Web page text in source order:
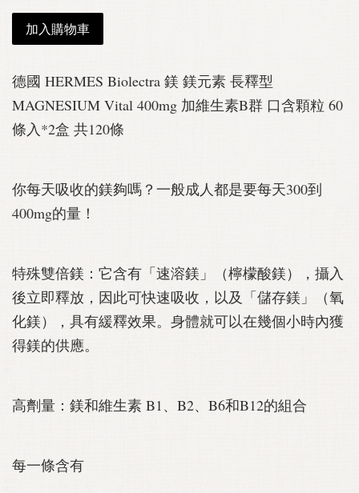
加入購物車
德國 HERMES Biolectra 鎂 鎂元素 長釋型
MAGNESIUM Vital 400mg 加維生素B群 口含顆粒 60
條入*2盒 共120條
你每天吸收的鎂夠嗎？一般成人都是要每天300到
400mg的量！
特殊雙倍鎂：它含有「速溶鎂」（檸檬酸鎂），攝入
後立即釋放，因此可快速吸收，以及「儲存鎂」（氧
化鎂），具有緩釋效果。身體就可以在幾個小時內獲
得鎂的供應。
高劑量：鎂和維生素 B1、B2、B6和B12的組合
每一條含有